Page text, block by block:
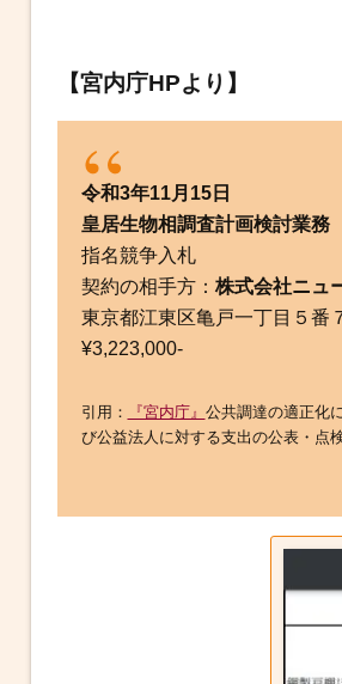
【宮内庁HPより】
令和3年11月15日
皇居生物相調査計画検討業務
指名競争入札
契約の相手方： 株式会社ニュ
東京都江東区亀戸一丁目５番
¥3,223,000-
引用： 『宮内庁』 公共調達の適正化
び公益法人に対する支出の公表・点